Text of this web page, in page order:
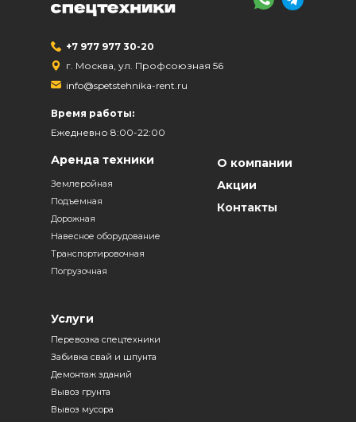
Услуги
О компании
Акции
Контакты
Аренда техники
Землеройная
Подъемная
Дорожная
Навесное оборудование
Транспортировочная
Погрузочная
Перевозка спецтехники
Забивка свай и шпунта
Демонтаж зданий
Вывоз грунта
Вывоз мусора
+7 977 977 30-20
г. Москва, ул. Профсоюзная 56
info@spetstehnika-rent.ru
Время работы:
Ежедневно 8:00-22:00